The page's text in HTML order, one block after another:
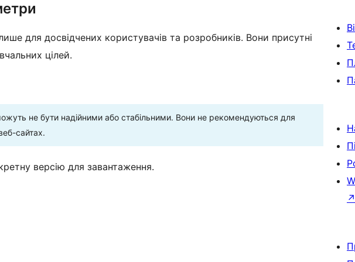
для досвідчених користувачів та розробників. Вони присутні
цілей.
можуть не бути надійними або стабільними. Вони не рекомендуються для
сайтах.
версію для завантаження.
↗